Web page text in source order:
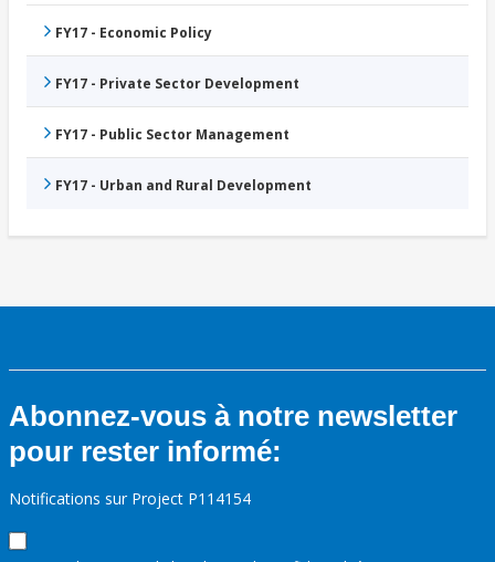
FY17 - Economic Policy
FY17 - Private Sector Development
FY17 - Public Sector Management
FY17 - Urban and Rural Development
Abonnez-vous à notre newsletter
pour rester informé:
Notifications sur Project P114154